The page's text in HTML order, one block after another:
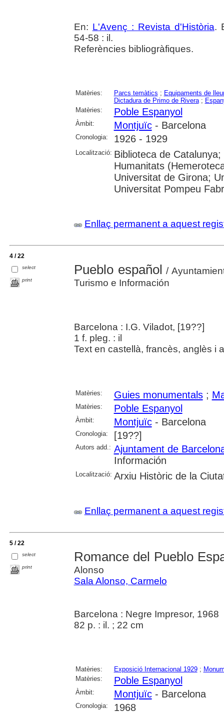
En: L'Avenç : Revista d'Història.
54-58 : il.
Referències bibliogràfiques.
Matèries: Parcs temàtics ; Equipaments de
Dictadura de Primo de Rivera;
Matèries:
Poble Espanyol
Àmbit: Montjuïc- Barcelona
Cronologia: 1926 - 1929
Localització: Biblioteca de
Humanitats
Universitat de Girona;
Universitat Pompeu
Enllaç permanent a aquest
4 / 22
select
print
Pueblo español /
Turismo e Información
Barcelona : I.G. Viladot, [19??]
1 f. pleg. : il
Text en castellà, francès, anglès i
Matèries: Guies monumentals;
Matèries: Poble Espanyol
Àmbit: Montjuïc- Barcelona
Cronologia: [19??]
Autors add.: Ajuntament de
Información
Localització: Arxiu Històric de la
Enllaç permanent a aquest
5 / 22
select
print
Romance del Pueblo
Alonso
Sala Alonso, Carmelo
Barcelona : Negre Impresor, 1968
82 p. : il. ; 22 cm
Matèries: Exposició Internacional 1929;
Matèries:
Poble Espanyol
Àmbit: Montjuïc- Barcelona
Cronologia: 1968